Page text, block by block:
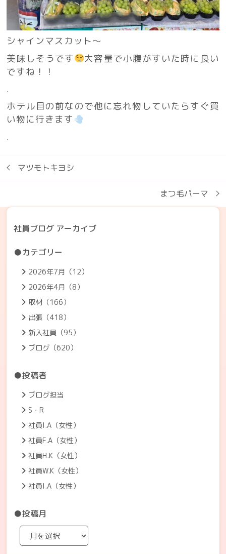
シャインマスカット～
美味しそうです
大容量で小腹がすいた時に良い
ですね！！
.
ホテル目の前なので他に忘れ物していたらすぐ買
い物に行きます
.
マツモトキヨシ
まつ毛パーマ
社員ブログ アーカイブ
●カテゴリー
2026年7月（12）
2026年4月（8）
取材（166）
出張（418）
新入社員（95）
ブログ（620）
●投稿者
ブログ担当
S・R
社員I.A（女性）
社員F.A（女性）
社員H.K（女性）
社員W.K（女性）
社員I.A（女性）
●投稿月